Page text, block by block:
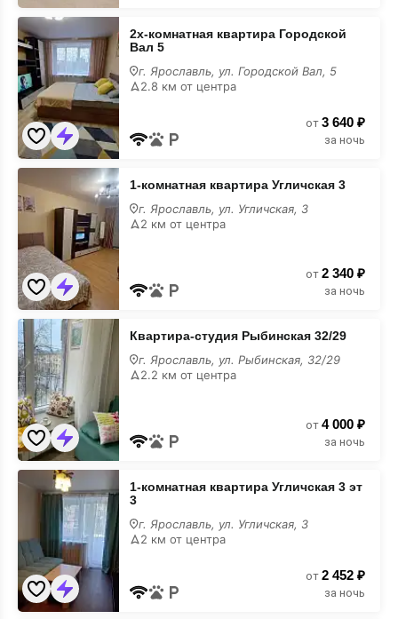
2х-
кoмнaтная
квартира
Городской
Вал
5
2х-кoмнaтная квартира Городской
Вал 5
г. Ярославль, ул. Городской Вал, 5
2.8 км от центра
от 3 640 ₽
за ночь
1-
комнатная
квартира
Угличская
3
1-комнатная квартира Угличская 3
г. Ярославль, ул. Угличская, 3
2 км от центра
от 2 340 ₽
за ночь
Квартира-
студия
Рыбинская
32/29
Квартира-студия Рыбинская 32/29
г. Ярославль, ул. Рыбинская, 32/29
2.2 км от центра
от 4 000 ₽
за ночь
1-
комнатная
квартира
Угличская
эт
3
1-комнатная квартира Угличская 3 эт
3
г. Ярославль, ул. Угличская, 3
2 км от центра
от 2 452 ₽
за ночь